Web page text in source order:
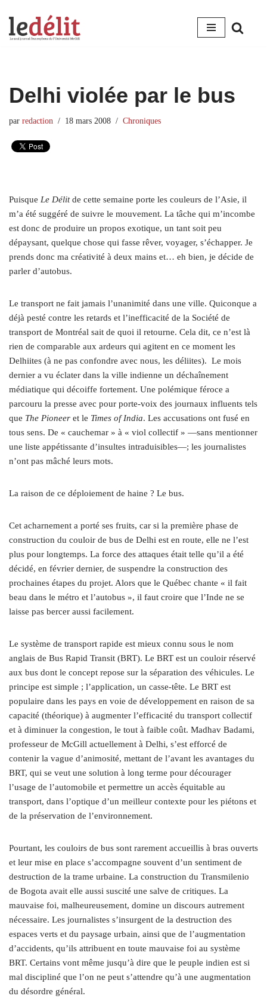
Aller
Delhi violée par le bus
par redaction 18 mars 2008 Chroniques
Puisque Le Délitde cette semaine porte les couleurs de l’Asie, il
m’a été suggéré de suivre le mouvement. La tâche qui m’incombe
est donc de produire un propos exotique, un tant soit peu
dépaysant, quelque chose qui fasse rêver, voyager, s’échapper. Je
prends donc ma créativité à deux mains et… eh bien, je décide de
parler d’autobus.
Le transport ne fait jamais l’unanimité dans une ville. Quiconque a
déjà pesté contre les retards et l’inefficacité de la Société de
transport de Montréal sait de quoi il retourne. Cela dit, ce n’est là
rien de comparable aux ardeurs qui agitent en ce moment les
Delhiites (à ne pas confondre avec nous, les déliites). Le mois
dernier a vu éclater dans la ville indienne un déchaînement
médiatique qui décoiffe fortement. Une polémique féroce a
parcouru la presse avec pour porte-voix des journaux influents tels
que The Pioneer et le Times of India. Les accusations ont fusé en
tous sens. De « cauchemar » à « viol collectif » —sans mentionner
une liste appétissante d’insultes intraduisibles—; les journalistes
n’ont pas mâché leurs mots.
La raison de ce déploiement de haine ? Le bus.
Cet acharnement a porté ses fruits, car si la première phase de
construction du couloir de bus de Delhi est en route, elle ne l’est
plus pour longtemps. La force des attaques était telle qu’il a été
décidé, en février dernier, de suspendre la construction des
prochaines étapes du projet. Alors que le Québec chante « il fait
beau dans le métro et l’autobus », il faut croire que l’Inde ne se
laisse pas bercer aussi facilement.
Le système de transport rapide est mieux connu sous le nom
anglais de Bus Rapid Transit (BRT). Le BRT est un couloir réservé
aux bus dont le concept repose sur la séparation des véhicules. Le
principe est simple ; l’application, un casse-tête. Le BRT est
populaire dans les pays en voie de développement en raison de sa
capacité (théorique) à augmenter l’efficacité du transport collectif
et à diminuer la congestion, le tout à faible coût. Madhav Badami,
professeur de McGill actuellement à Delhi, s’est efforcé de
contenir la vague d’animosité, mettant de l’avant les avantages du
BRT, qui se veut une solution à long terme pour décourager
l’usage de l’automobile et permettre un accès équitable au
transport, dans l’optique d’un meilleur contexte pour les piétons et
de la préservation de l’environnement.
Pourtant, les couloirs de bus sont rarement accueillis à bras ouverts
et leur mise en place s’accompagne souvent d’un sentiment de
destruction de la trame urbaine. La construction du Transmilenio
de Bogota avait elle aussi suscité une salve de critiques. La
mauvaise foi, malheureusement, domine un discours autrement
nécessaire. Les journalistes s’insurgent de la destruction des
espaces verts et du paysage urbain, ainsi que de l’augmentation
d’accidents, qu’ils attribuent en toute mauvaise foi au système
BRT. Certains vont même jusqu’à dire que le peuple indien est si
mal discipliné que l’on ne peut s’attendre qu’à une augmentation
du désordre général.